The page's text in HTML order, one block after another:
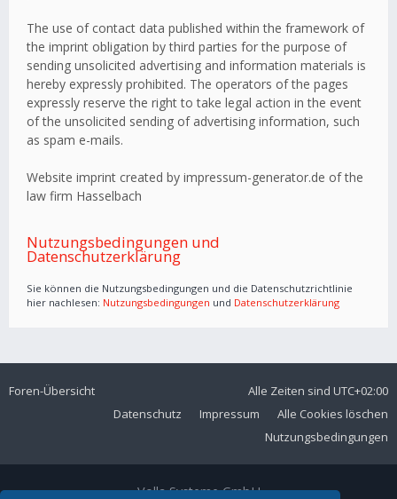
The use of contact data published within the framework of
the imprint obligation by third parties for the purpose of
sending unsolicited advertising and information materials is
hereby expressly prohibited. The operators of the pages
expressly reserve the right to take legal action in the event
of the unsolicited sending of advertising information, such
as spam e-mails.
Website imprint created by impressum-generator.de of the
law firm Hasselbach
Nutzungsbedingungen und
Datenschutzerklärung
Sie können die Nutzungsbedingungen und die Datenschutzrichtlinie
hier nachlesen: Nutzungsbedingungen und Datenschutzerklärung
Foren-Übersicht Alle Zeiten sind UTC+02:00
Alle Cookies löschen
Impressum
Datenschutz
Nutzungsbedingungen
Volla Systeme GmbH